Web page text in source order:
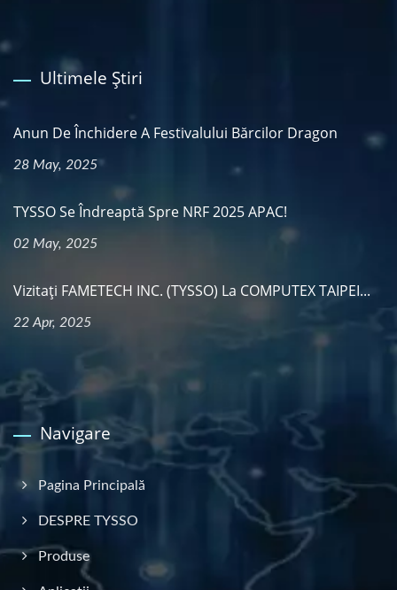
Ultimele Știri
Anun De Închidere A Festivalului Bărcilor Dragon
28 May, 2025
TYSSO Se Îndreaptă Spre NRF 2025 APAC!
02 May, 2025
Vizitați FAMETECH INC. (TYSSO) La COMPUTEX TAIPEI...
22 Apr, 2025
Navigare
Pagina Principală
DESPRE TYSSO
Produse